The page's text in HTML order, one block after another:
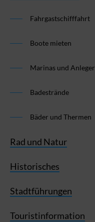
Fahrgastschifffahrt
Boote mieten
Marinas und Anleger
Badestrände
Bäder und Thermen
Rad und Natur
Historisches
Stadtführungen
Touristinformation